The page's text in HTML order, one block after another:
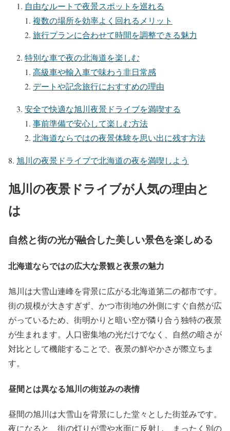
自由なルートで夜景スポットを巡れる
複数の場所を効率よく回れるメリット
旅行プランに合わせて時間を調整できる魅力
特別な車で夜の北海道を楽しむ
高級車や輸入車で味わう非日常感
デートや記念旅行におすすめの理由
安全で快適な旭川夜景ドライブを満喫する
事前準備で安心して楽しむ方法
北海道ならではの夜景体験を思い出に残す方法
旭川の夜景ドライブで北海道の夜を満喫しよう
旭川の夜景ドライブが人気の理由と
は
自然と街の光が融合した美しい景色を楽しめる
北海道ならではの広大な景観と夜景の魅力
旭川は大雪山連峰を背景に広がる北海道第二の都市です。
街の規模が大きすぎず、かつ市街地の外側にすぐ自然が広
がっているため、街明かりと暗い空が隣り合う独特の夜景
が生まれます。人口密集地の光だけでなく、自然の暗さが
対比として機能することで、夜景の鮮やかさが際立ちま
す。
昼間とは異なる旭川の街並みの表情
昼間の旭川は大雪山を背景にした堂々とした街並みです。
夜になると、街の灯りが雪や水面に反射し、まったく別の